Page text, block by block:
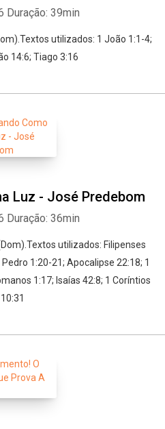
Duração: 39min
utilizados: 1 João 1:1-4;
14:6; Tiago 3:16
Luz - José Predebom
Duração: 36min
utilizados: Filipenses
1:20-21; Apocalipse 22:18; 1
1:17; Isaías 42:8; 1 Coríntios
10:31